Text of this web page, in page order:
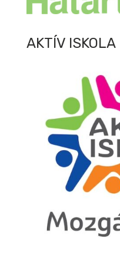
AKTÍV ISKOLA